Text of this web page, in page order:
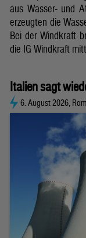
aus Wasser- und
erzeugten die
Bei der Windkraft
die IG Windkraft
Italien sagt
6. August 2026, Rom